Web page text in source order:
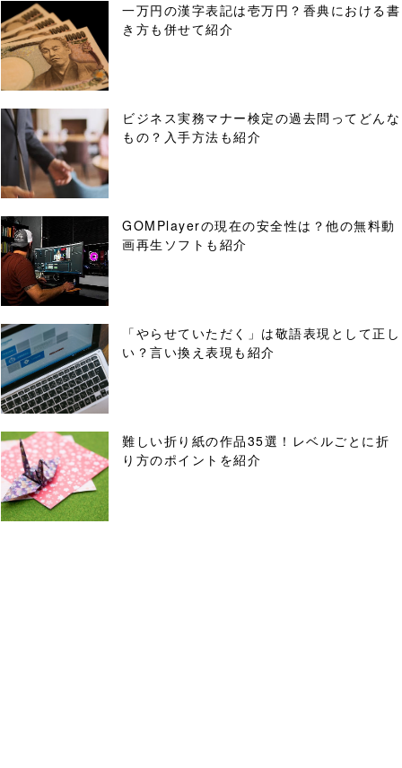
一万円の漢字表記は壱万円？香典における書
き方も併せて紹介
ビジネス実務マナー検定の過去問ってどんな
もの？入手方法も紹介
GOMPlayerの現在の安全性は？他の無料動
画再生ソフトも紹介
「やらせていただく」は敬語表現として正し
い？言い換え表現も紹介
難しい折り紙の作品35選！レベルごとに折
り方のポイントを紹介